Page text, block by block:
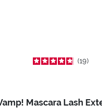
19
Mascara Lash